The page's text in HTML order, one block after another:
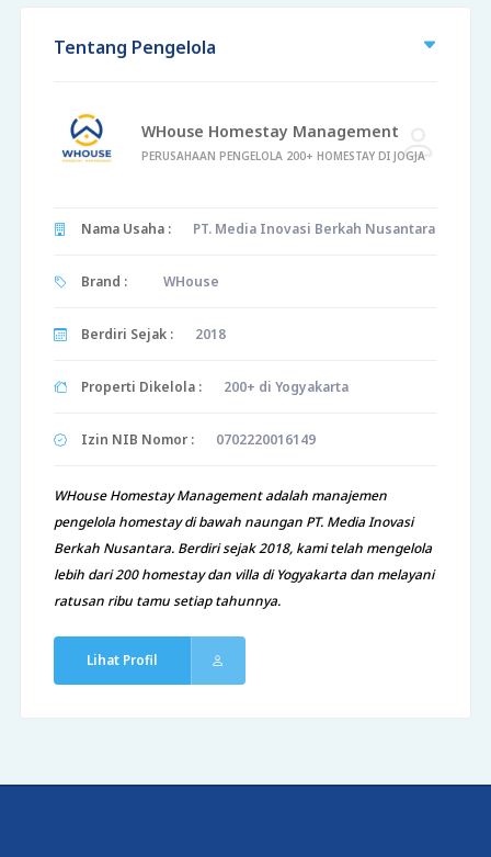
Tentang Pengelola
WHouse Homestay Management
PERUSAHAAN PENGELOLA 200+ HOMESTAY DI JOGJA
Nama Usaha : PT. Media Inovasi Berkah Nusantara
Brand : WHouse
Berdiri Sejak : 2018
Properti Dikelola : 200+ di Yogyakarta
Izin NIB Nomor : 0702220016149
WHouse Homestay Management adalah manajemen
pengelola homestay di bawah naungan PT. Media Inovasi
Berkah Nusantara. Berdiri sejak 2018, kami telah mengelola
lebih dari 200 homestay dan villa di Yogyakarta dan melayani
ratusan ribu tamu setiap tahunnya.
Lihat Profil